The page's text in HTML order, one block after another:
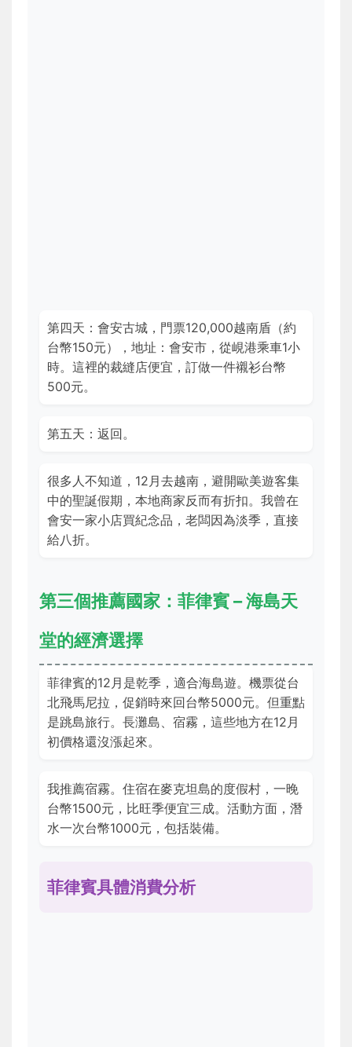
第四天：會安古城，門票120,000越南盾（約
台幣150元），地址：會安市，從峴港乘車1小
時。這裡的裁縫店便宜，訂做一件襯衫台幣
500元。
第五天：返回。
很多人不知道，12月去越南，避開歐美遊客集
中的聖誕假期，本地商家反而有折扣。我曾在
會安一家小店買紀念品，老闆因為淡季，直接
給八折。
第三個推薦國家：菲律賓 – 海島天
堂的經濟選擇
菲律賓的12月是乾季，適合海島遊。機票從台
北飛馬尼拉，促銷時來回台幣5000元。但重點
是跳島旅行。長灘島、宿霧，這些地方在12月
初價格還沒漲起來。
我推薦宿霧。住宿在麥克坦島的度假村，一晚
台幣1500元，比旺季便宜三成。活動方面，潛
水一次台幣1000元，包括裝備。
菲律賓具體消費分析